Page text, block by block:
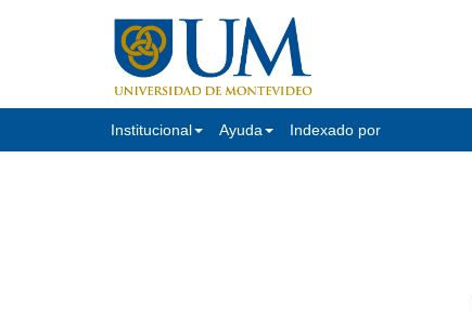
Institucional Ayuda Indexado por